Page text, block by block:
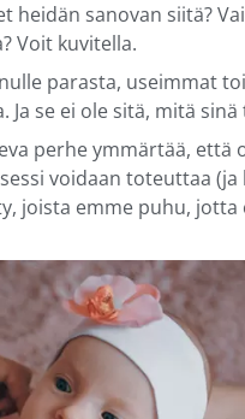
sanovan siitä?
Voit kuvitella.
parasta, useimmat
se ei ole sitä, mitä
perhe ymmärtää, että
voidaan toteuttaa (ja
joista emme puhu, jotta